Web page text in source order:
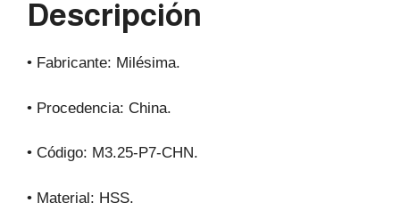
p
o
Descripción
• Fabricante: Milésima.
• Procedencia: China.
• Código: M3.25-P7-CHN.
• Material: HSS.